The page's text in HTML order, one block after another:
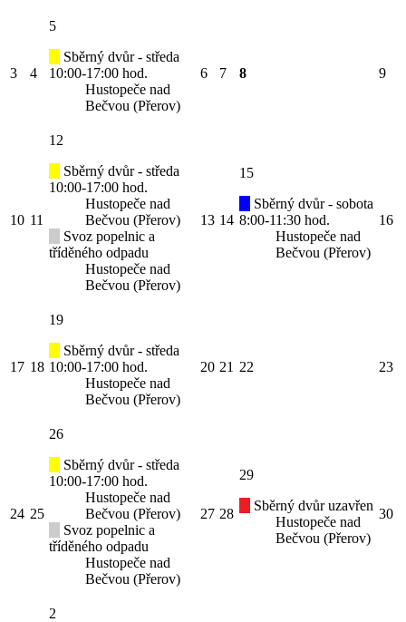
3 4
5
Sběrný dvůr - středa
10:00-17:00 hod.
Hustopeče nad
Bečvou (Přerov)
6 7 8 9
10 11
12
Sběrný dvůr - středa
10:00-17:00 hod.
Hustopeče nad
Bečvou (Přerov)
Svoz popelnic a
tříděného odpadu
Hustopeče nad
Bečvou (Přerov)
13 14
15
Sběrný dvůr - sobota
8:00-11:30 hod.
Hustopeče nad
Bečvou (Přerov)
16
17 18
19
Sběrný dvůr - středa
10:00-17:00 hod.
Hustopeče nad
Bečvou (Přerov)
20 21 22 23
24 25
26
Sběrný dvůr - středa
10:00-17:00 hod.
Hustopeče nad
Bečvou (Přerov)
Svoz popelnic a
tříděného odpadu
Hustopeče nad
Bečvou (Přerov)
27 28
29
Sběrný dvůr uzavřen
Hustopeče nad
Bečvou (Přerov)
30
2